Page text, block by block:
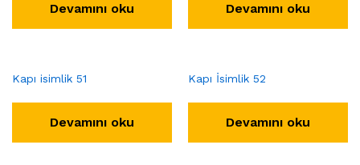
Devamını oku Devamını oku
Kapı isimlik 51
Devamını oku
Kapı İsimlik 52
Devamını oku